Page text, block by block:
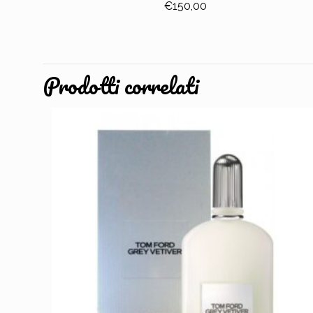
€150,00
Prodotti correlati